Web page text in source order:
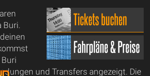
Buri.
und Transfers angezeigt. Die